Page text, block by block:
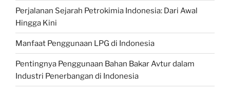
Perjalanan Sejarah Petrokimia Indonesia: Dari Awal
Hingga Kini
Manfaat Penggunaan LPG di Indonesia
Pentingnya Penggunaan Bahan Bakar Avtur dalam
Industri Penerbangan di Indonesia